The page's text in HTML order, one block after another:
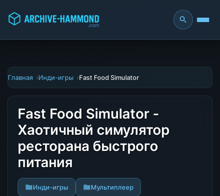
Главная Инди-игры Fast Food Simulator
Fast Food Simulator -
Хаотичный симулятор
ресторана быстрого
питания
Инди-игры Мультиплеер